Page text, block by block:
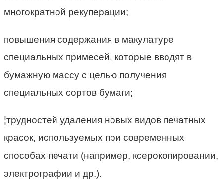
многократной рекуперации;
повышения содержания в макулатуре
специальных примесей, которые вводят в
бумажную массу с целью получения
специальных сортов бумаги;
¦трудностей удаления новых видов печатных
красок, используемых при современных
способах печати (например, ксерокопировании,
электрографии и др.).